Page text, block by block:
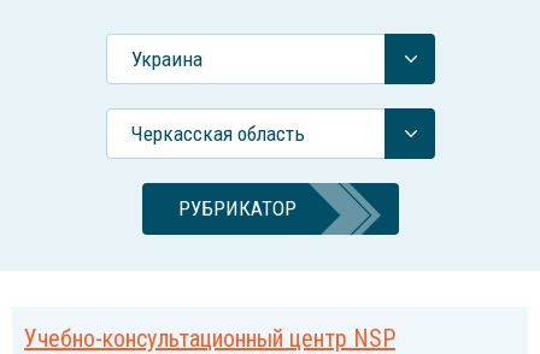
Украина
Черкасская область
РУБРИКАТОР
Учебно-консультационный центр NSP